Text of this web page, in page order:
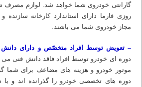
گارانتی خودروی شما خواهد شد. لوازم مصرف
روزی فارما دارای استاندارد کارخانه سازنده
مجاز خودروی شما می باشند.
– تعویض توسط افراد متخصّص و دارای دانش
دوره ای خودرو توسط افراد فاقد دانش فنی
موتور خودرو و هزینه های مضاعف برای شما
دوره های تخصصی خودرو را گذرانده اند و